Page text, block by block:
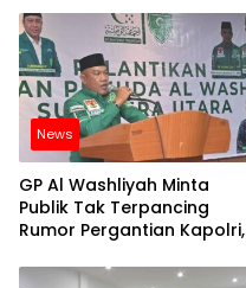
News
GP Al Washliyah Minta
Publik Tak Terpancing
Rumor Pergantian Kapolri,